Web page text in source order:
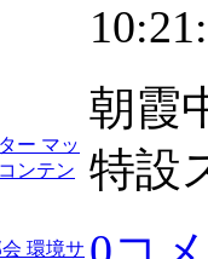
ー マッ
ンテン
環境サ
朝霞
特設